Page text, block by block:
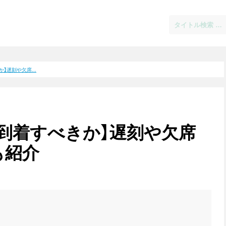
】遅刻や欠席...
着すべきか】遅刻や欠席
介